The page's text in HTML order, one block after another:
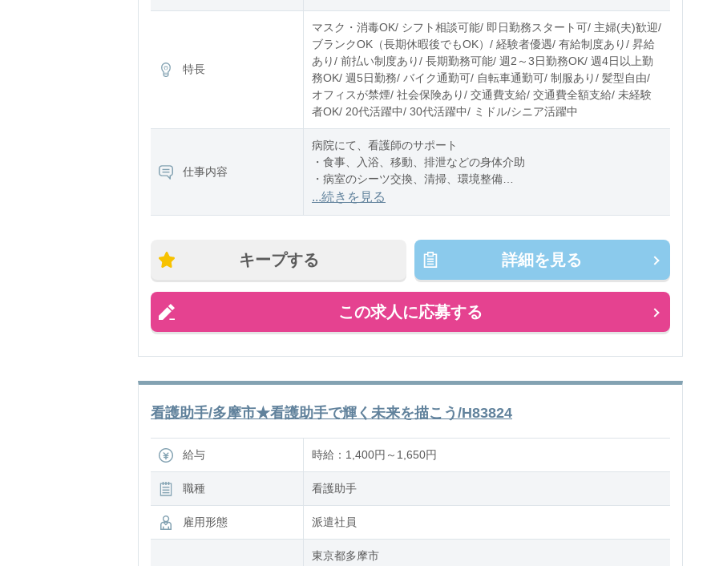
※残業：0〜10時間程度/月
特長
マスク・消毒OK/ シフト相談可能/ 即日勤務スタート可/ 主婦(夫)歓迎/
ブランクOK（長期休暇後でもOK）/ 経験者優遇/ 有給制度あり/ 昇給
あり/ 前払い制度あり/ 長期勤務可能/ 週2～3日勤務OK/ 週4日以上勤
務OK/ 週5日勤務/ バイク通勤可/ 自転車通勤可/ 制服あり/ 髪型自由/
オフィスが禁煙/ 社会保険あり/ 交通費支給/ 交通費全額支給/ 未経験
者OK/ 20代活躍中/ 30代活躍中/ ミドル/シニア活躍中
仕事内容
病院にて、看護師のサポート
・食事、入浴、移動、排泄などの身体介助
・病室のシーツ交換、清掃、環境整備
・事務作業の補助業務
「できるか不安・・・」
...続きを見る
キープする 詳細を見る
この求人に応募する
看護助手/多摩市★看護助手で輝く未来を描こう/H83824
給与 時給：1,400円～1,650円
職種 看護助手
雇用形態 派遣社員
東京都多摩市